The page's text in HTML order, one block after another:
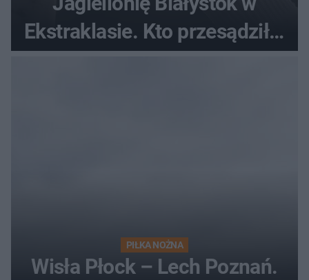
Ekstraklasie. Kto przesądził o
PIŁKA NOŻNA
Wisła Płock – Lech Poznań.